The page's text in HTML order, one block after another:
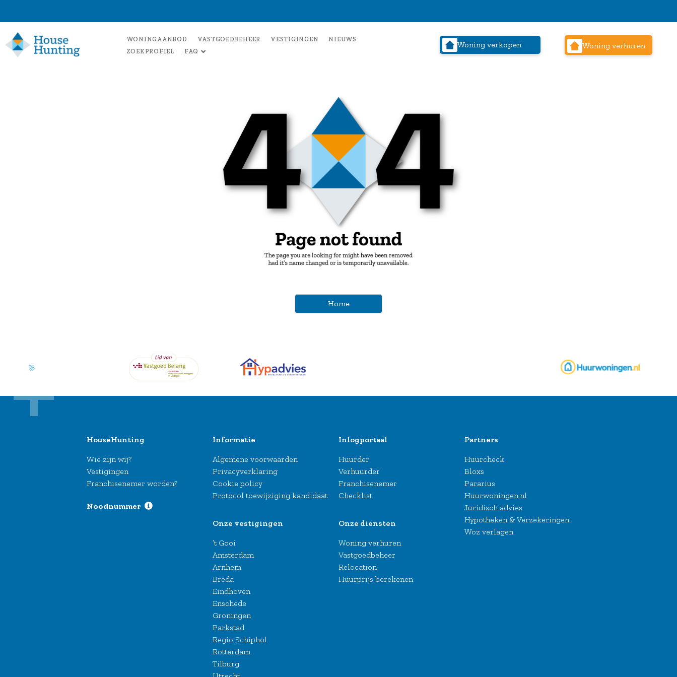
WONINGAANBOD VASTGOEDBEHEER VESTIGINGEN
NIEUWS
ZOEKPROFIEL
FAQ
Woning verkopen Woning verhuren
Home
HouseHunting
Wie zijn wij?
Vestigingen
Franchisenemer worden?
Noodnummer
Informatie
Algemene voorwaarden
Privacyverklaring
Cookie policy
Protocol toewijziging kandidaat
Onze vestigingen
’t Gooi
Amsterdam
Arnhem
Breda
Eindhoven
Enschede
Groningen
Parkstad
Regio Schiphol
Rotterdam
Tilburg
Inlogportaal
Huurder
Verhuurder
Franchisenemer
Checklist
Onze diensten
Woning verhuren
Vastgoedbeheer
Relocation
Huurprijs berekenen
Partners
Huurcheck
Bloxs
Pararius
Huurwoningen.nl
Juridisch advies
Hypotheken & Verzekeringen
Woz verlagen